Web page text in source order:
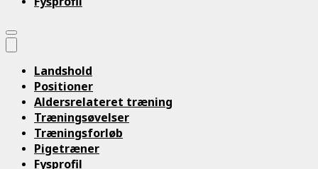
Landshold
Positioner
Aldersrelateret træning
Træningsøvelser
Træningsforløb
Pigetræner
Fysprofil